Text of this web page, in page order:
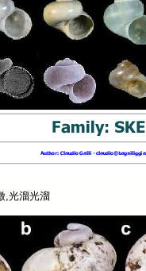
,光溜光溜